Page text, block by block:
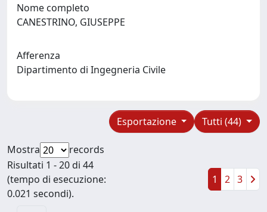
Nome completo
CANESTRINO, GIUSEPPE
Afferenza
Dipartimento di Ingegneria Civile
Tutti (44)
Esportazione
Mostra
records
Risultati 1 - 20 di 44
(tempo di esecuzione:
0.021 secondi).
1 2 3